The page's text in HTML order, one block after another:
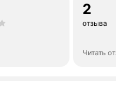
2
отзыва
Читать